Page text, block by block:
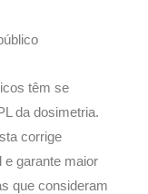
têm se
da dosimetria.
corrige
e garante maior
que consideram